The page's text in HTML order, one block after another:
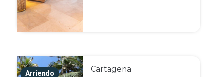
Arriendo
Cartagena